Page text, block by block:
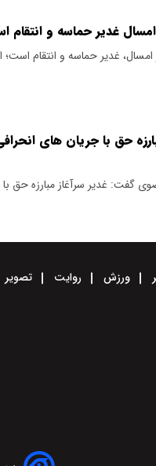
غدیر حماسه و انتقام
غدیر حماسه و انتقام
حق با جریان های
گفت: غدیر سرآغاز مبارزه حق
ورزش روایت تصویر